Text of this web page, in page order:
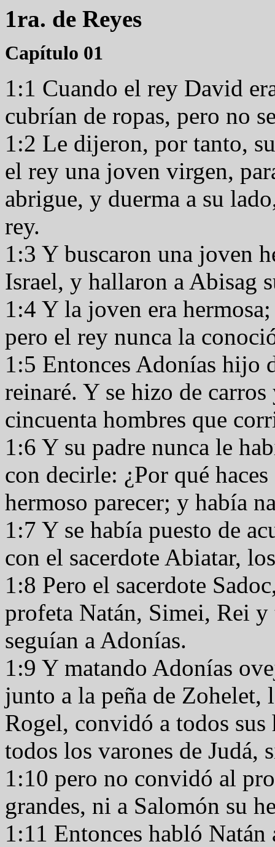
1ra. de Reyes
Capítulo 01
1:1 Cuando el rey David
cubrían de ropas, pero no
1:2 Le dijeron, por tanto,
el rey una joven virgen,
abrigue, y duerma a su
rey.
1:3 Y buscaron una joven
Israel, y hallaron a Abisag
1:4 Y la joven era
pero el rey nunca la
1:5 Entonces Adonías hijo
reinaré. Y se hizo de
cincuenta hombres que
1:6 Y su padre nunca le
con decirle: ¿Por qué
hermoso parecer; y había
1:7 Y se había puesto de
con el sacerdote Abiatar,
1:8 Pero el sacerdote
profeta Natán, Simei, Rei
seguían a Adonías.
1:9 Y matando Adonías
junto a la peña de Zohelet,
Rogel, convidó a todos
todos los varones de Judá,
1:10 pero no convidó al
grandes, ni a Salomón su
1:11 Entonces habló Natán